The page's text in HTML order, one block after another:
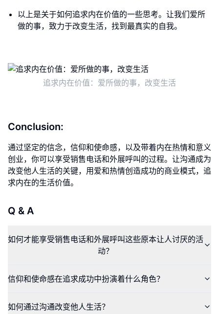
以上是关于如何追求内在价值的一些思考。让我们爱所
做的事，致力于改变生活，找到最真实的自我。
追求内在价值：爱所做的事，改变生活
Conclusion:
通过坚定的信念，信仰和使命感，以及带着内在热情和意义
创业，你可以享受销售电话和外展呼叫的过程。让沟通成为
改变他人生活的关键，用爱和热情创造成功的商业模式，追
求内在的生活价值。
Q & A
如何才能享受销售电话和外展呼叫这些原本让人讨厌的活
动？
信仰和使命感在追求成功中扮演着什么角色？
如何通过沟通改变他人生活？